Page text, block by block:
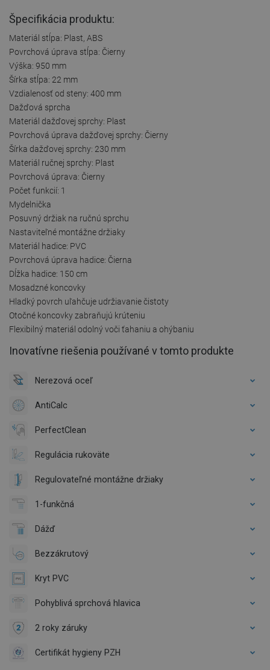
Špecifikácia produktu:
Materiál stĺpa: Plast, ABS
Povrchová úprava stĺpa: Čierny
Výška: 950 mm
Šírka stĺpa: 22 mm
Vzdialenosť od steny: 400 mm
Dažďová sprcha
Materiál dažďovej sprchy: Plast
Povrchová úprava dažďovej sprchy: Čierny
Šírka dažďovej sprchy: 230 mm
Materiál ručnej sprchy: Plast
Povrchová úprava: Čierny
Počet funkcií: 1
Mydelnička
Posuvný držiak na ručnú sprchu
Nastaviteľné montážne držiaky
Materiál hadice: PVC
Povrchová úprava hadice: Čierna
Dĺžka hadice: 150 cm
Mosadzné koncovky
Hladký povrch uľahčuje udržiavanie čistoty
Otočné koncovky zabraňujú krúteniu
Flexibilný materiál odolný voči ťahaniu a ohýbaniu
Inovatívne riešenia používané v tomto produkte
Nerezová oceľ
AntiCalc
PerfectClean
Regulácia rukoväte
Regulovateľné montážne držiaky
1-funkčná
Dážď
Bezzákrutový
Kryt PVC
Pohyblivá sprchová hlavica
2 roky záruky
Certifikát hygieny PZH